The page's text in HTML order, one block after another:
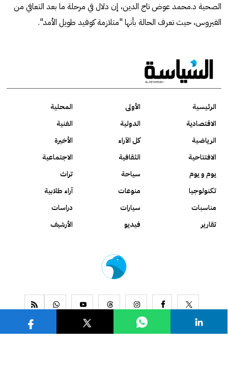
الصحية د.محمد عوض تاج الدين، إن دلال في مرحلة ما بعد التعافي من
الفيروس، حيث تعرف الحالة بأنها "متلازمة كوفيد طويل الأمد".
الرئيسية الأولى
المحلية
الاقتصادية
الدولية
الفنية
الرياضية
كل الآراء
الأخيرة
الافتتاحية
الثقافية
الاجتماعية
يوم و يوم
سياحة
تراث
تكنولوجيا
منوعات
آراء طلابية
مناسبات
سيارات
دراسات
تقارير
فيديو الأرشيف